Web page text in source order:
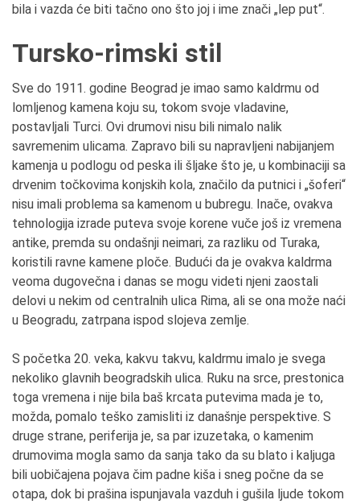
bila i vazda će biti tačno ono što joj i ime znači „lep put“.
Tursko-rimski stil
Sve do 1911. godine Beograd je imao samo kaldrmu od
lomljenog kamena koju su, tokom svoje vladavine,
postavljali Turci. Ovi drumovi nisu bili nimalo nalik
savremenim ulicama. Zapravo bili su napravljeni nabijanjem
kamenja u podlogu od peska ili šljake što je, u kombinaciji sa
drvenim točkovima konjskih kola, značilo da putnici i „šoferi“
nisu imali problema sa kamenom u bubregu. Inače, ovakva
tehnologija izrade puteva svoje korene vuče još iz vremena
antike, premda su ondašnji neimari, za razliku od Turaka,
koristili ravne kamene ploče. Budući da je ovakva kaldrma
veoma dugovečna i danas se mogu videti njeni zaostali
delovi u nekim od centralnih ulica Rima, ali se ona može naći
u Beogradu, zatrpana ispod slojeva zemlje.
S početka 20. veka, kakvu takvu, kaldrmu imalo je svega
nekoliko glavnih beogradskih ulica. Ruku na srce, prestonica
toga vremena i nije bila baš krcata putevima mada je to,
možda, pomalo teško zamisliti iz današnje perspektive. S
druge strane, periferija je, sa par izuzetaka, o kamenim
drumovima mogla samo da sanja tako da su blato i kaljuga
bili uobičajena pojava čim padne kiša i sneg počne da se
otapa, dok bi prašina ispunjavala vazduh i gušila ljude tokom